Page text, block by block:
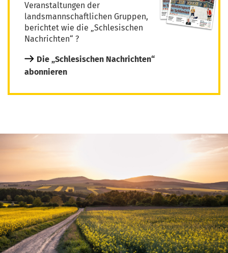
Veranstaltungen der
landsmannschaftlichen Gruppen,
berichtet wie die „Schlesischen
Nachrichten“ ?
Die „Schlesischen Nachrichten“
abonnieren